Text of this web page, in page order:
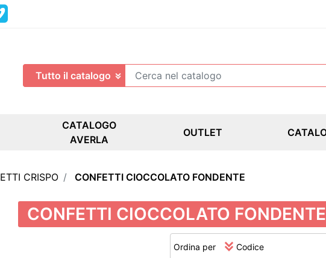
Youtube
CATALOGO
AVERLA
OUTLET
CRISPO CONFETTI CIOCCOLATO FONDENTE
CONFETTI CIOCCOLATO FONDENTE
Ordina per